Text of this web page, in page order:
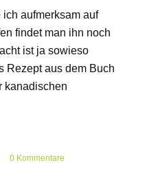
aufmerksam auf
findet man ihn noch
ist ja sowieso
Rezept aus dem Buch
kanadischen
0 Kommentare